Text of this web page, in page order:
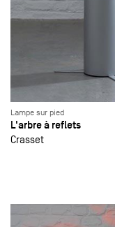
Lampe sur pied
L'arbre à reflets
Crasset